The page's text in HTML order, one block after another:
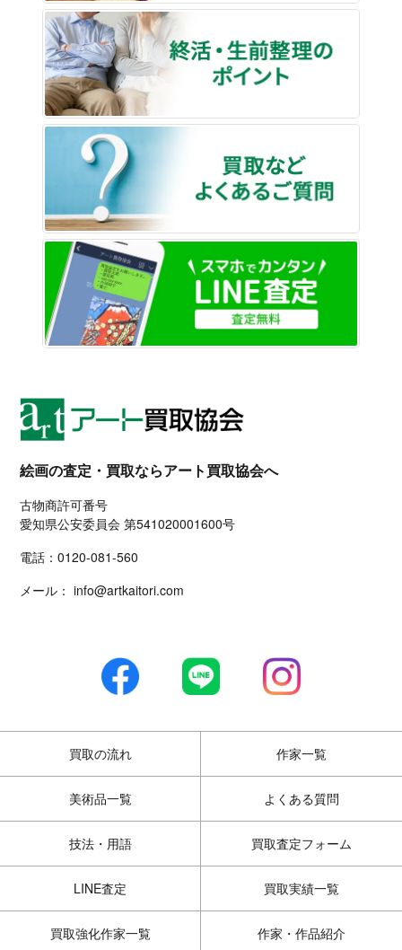
絵画の査定・買取ならアート買取協会へ
古物商許可番号
愛知県公安委員会 第541020001600号
電話：0120-081-560
メール： info@artkaitori.com
買取の流れ 作家一覧
美術品一覧 よくある質問
技法・用語 買取査定フォーム
LINE査定 買取実績一覧
買取強化作家一覧 作家・作品紹介